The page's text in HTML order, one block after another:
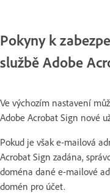
Pokyny k
službě Adobe
Ve výchozím nastavení
Adobe Acrobat Sign nové
Pokud je však e-mailová
Acrobat Sign zadána,
doména dané e-mailové
domén pro účet.